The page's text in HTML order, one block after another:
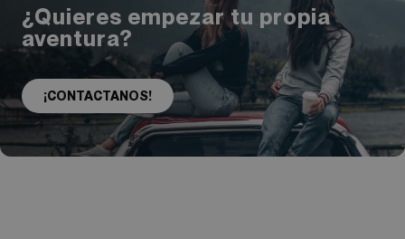
¿Quieres empezar tu propia
aventura?
¡CONTACTANOS!